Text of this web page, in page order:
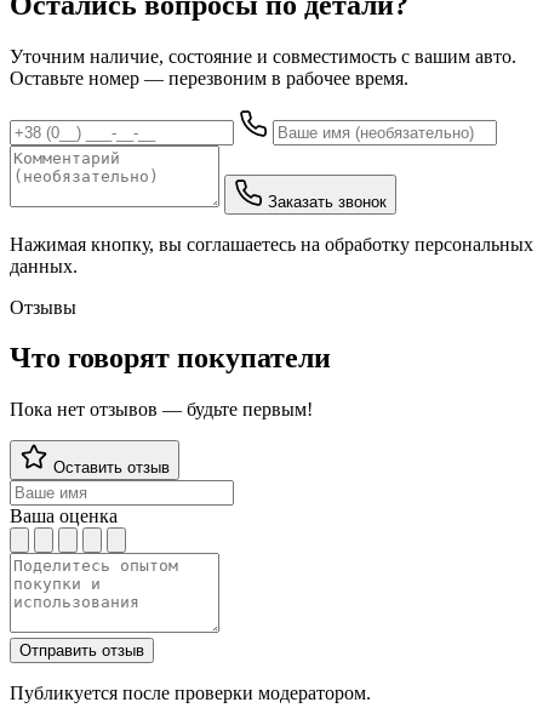
Уточним наличие, состояние и совместимость с вашим авто.
Оставьте номер — перезвоним в рабочее время.
Заказать звонок
Нажимая кнопку, вы соглашаетесь на обработку персональных
данных.
Отзывы
Что говорят покупатели
Пока нет отзывов — будьте первым!
Оставить отзыв
Ваша оценка
Отправить отзыв
Публикуется после проверки модератором.